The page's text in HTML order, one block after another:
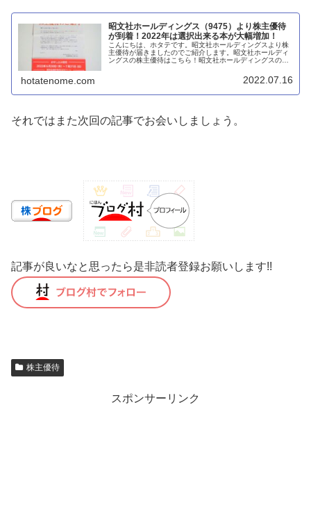
昭文社ホールディングス（9475）より株主優待
が到着！2022年は選択出来る本が大幅増加！
こんにちは、ホタテです。昭文社ホールディングスより株
主優待が届きましたのでご紹介します。昭文社ホールディ
ングスの株主優待はこちら！昭文社ホールディングスの株
hotatenome.com 2022.07.16
それではまた次回の記事でお会いしましょう。
記事が良いなと思ったら是非読者登録お願いします!!
株主優待
スポンサーリンク